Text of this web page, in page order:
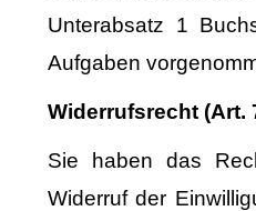
Unterabsatz 1
Aufgaben
Widerrufsrecht (Art.
Sie haben das
Widerruf der